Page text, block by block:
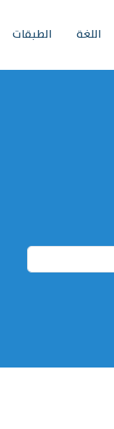
اللغة الطبقات